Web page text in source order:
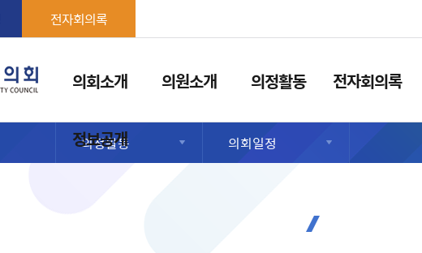
전자회의록
의회소개 의원소개 의정활동 전자회의록
정보공개
의정활동 의회일정